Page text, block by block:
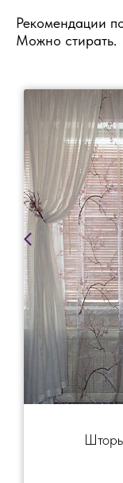
Рекомендации
Можно стирать.